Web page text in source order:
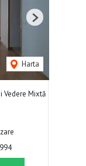
Harta
Next
Vedere Mixtă